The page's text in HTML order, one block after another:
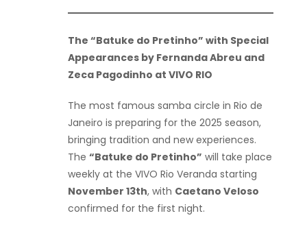
The “Batuke do Pretinho” with Special
Appearances by Fernanda Abreu and
Zeca Pagodinho at VIVO RIO
The most famous samba circle in Rio de
Janeiro is preparing for the 2025 season,
bringing tradition and new experiences.
The “Batuke do Pretinho” will take place
weekly at the VIVO Rio Veranda starting
November 13th, with Caetano Veloso
confirmed for the first night.